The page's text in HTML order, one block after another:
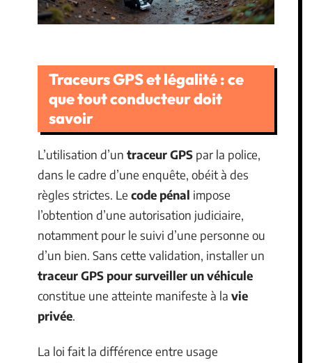
Traceurs GPS et légalité : ce
que tout conducteur doit
savoir
L’utilisation d’un traceur GPS par la police,
dans le cadre d’une enquête, obéit à des
règles strictes. Le code pénal impose
l’obtention d’une autorisation judiciaire,
notamment pour le suivi d’une personne ou
d’un bien. Sans cette validation, installer un
traceur GPS pour surveiller un véhicule
constitue une atteinte manifeste à la vie
privée.
La loi fait la différence entre usage